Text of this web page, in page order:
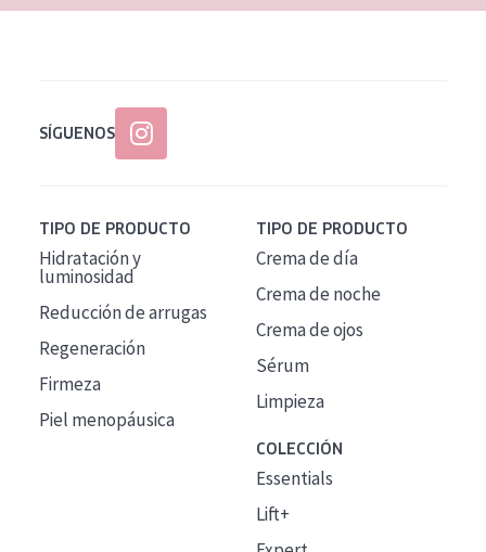
SÍGUENOS
TIPO DE PRODUCTO
Hidratación y
luminosidad
Reducción de arrugas
Regeneración
Firmeza
Piel menopáusica
TIPO DE PRODUCTO
Crema de día
Crema de noche
Crema de ojos
Sérum
Limpieza
COLECCIÓN
Essentials
Lift+